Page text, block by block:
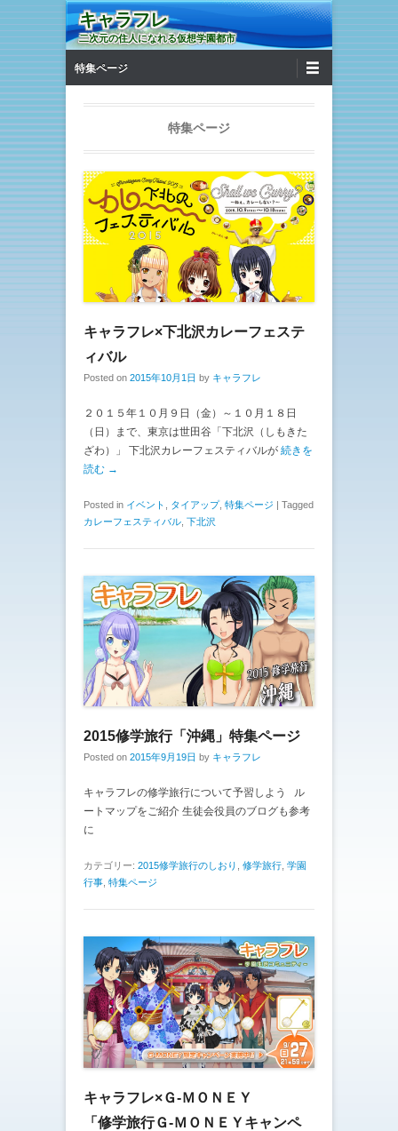
キャラフレ
二次元の住人になれる仮想学園都市
特集ページ
特集ページ
キャラフレ×下北沢カレーフェステ
ィバル
Posted on 2015年10月1日 by キャラフレ
２０１５年１０月９日（金）～１０月１８日
（日）まで、東京は世田谷「下北沢（しもきた
ざわ）」 下北沢カレーフェスティバルが 続きを
読む →
Posted in イベント タイアップ, 特集ページ | Tagged
カレーフェスティバル 下北沢
2015修学旅行「沖縄」特集ページ
Posted on 2015年9月19日 by キャラフレ
キャラフレの修学旅行について予習しよう ル
ートマップをご紹介 生徒会役員のブログも参考
に
カテゴリー: 2015修学旅行のしおり 修学旅行 学園
行事 特集ページ
キャラフレ×Ｇ-ＭＯＮＥＹ
「修学旅行Ｇ-ＭＯＮＥＹキャンペ